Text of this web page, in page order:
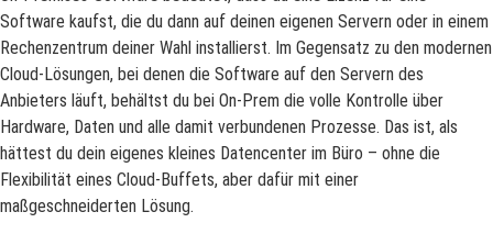
Software kaufst, die du dann auf deinen eigenen Servern oder in einem
Rechenzentrum deiner Wahl installierst. Im Gegensatz zu den modernen
Cloud-Lösungen, bei denen die Software auf den Servern des
Anbieters läuft, behältst du bei On-Prem die volle Kontrolle über
Hardware, Daten und alle damit verbundenen Prozesse. Das ist, als
hättest du dein eigenes kleines Datencenter im Büro – ohne die
Flexibilität eines Cloud-Buffets, aber dafür mit einer
maßgeschneiderten Lösung.